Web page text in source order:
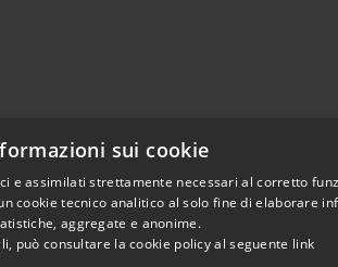
sui cookie
e assimilati strettamente necessari al corretto
cookie tecnico analitico al solo fine di elaborare
aggregate e anonime.
può consultare la cookie policy al seguente link